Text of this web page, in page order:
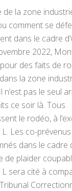
de la zone
comment se
dans le cadre
2022,
des faits de
la zone
n’est pas le seul
ce soir là. Tous
le rodéo, à
Les co-
dans le cadre
de plaider
sera cité à